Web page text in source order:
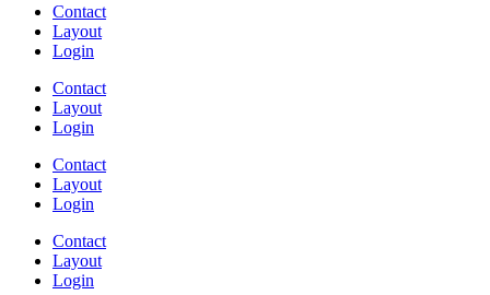
Contact
Layout
Login
Contact
Layout
Login
Contact
Layout
Login
Contact
Layout
Login